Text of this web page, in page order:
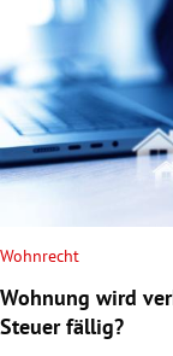
Wohnrecht
Wohnung wird
Steuer fällig?